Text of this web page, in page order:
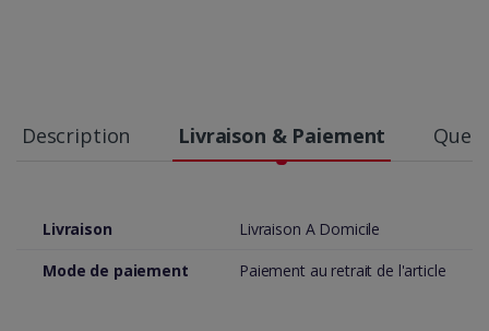
Description Livraison & Paiement
Livraison
Livraison A Domicile
Mode de paiement
Paiement au retrait de l'article